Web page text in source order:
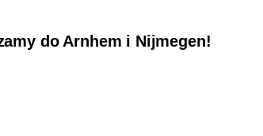
do Arnhem i Nijmegen!